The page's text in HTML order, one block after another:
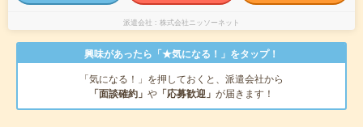
派遣会社 株式会社ニッソーネット
興味があったら「★気になる！」をタップ！
「気になる！」を押しておくと、派遣会社から
「面談確約」 や 「応募歓迎」 が届きます！